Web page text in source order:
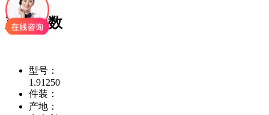
产品参数
型号：
1.91250
件装：
产地：